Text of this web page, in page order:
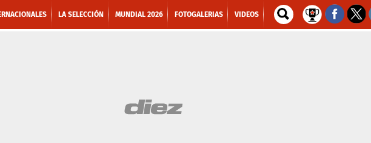
LA SELECCIÓN MUNDIAL 2026 FOTOGALERIAS VIDEOS